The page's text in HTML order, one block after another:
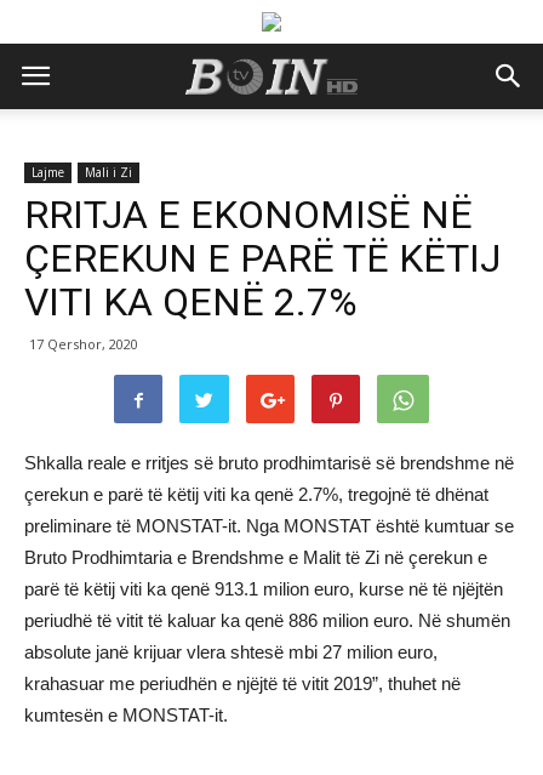
Lajme Mali i Zi
RRITJA E EKONOMISË NË
ÇEREKUN E PARË TË KËTIJ
VITI KA QENË 2.7%
17 Qershor, 2020
Shkalla reale e rritjes së bruto prodhimtarisë së brendshme në
çerekun e parë të këtij viti ka qenë 2.7%, tregojnë të dhënat
preliminare të MONSTAT-it. Nga MONSTAT është kumtuar se
Bruto Prodhimtaria e Brendshme e Malit të Zi në çerekun e
parë të këtij viti ka qenë 913.1 milion euro, kurse në të njëjtën
periudhë të vitit të kaluar ka qenë 886 milion euro. Në shumën
absolute janë krijuar vlera shtesë mbi 27 milion euro,
krahasuar me periudhën e njëjtë të vitit 2019”, thuhet në
kumtesën e MONSTAT-it.